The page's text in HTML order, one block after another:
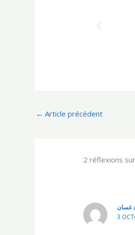
← Article précédent
2 réflexions
غسان
3